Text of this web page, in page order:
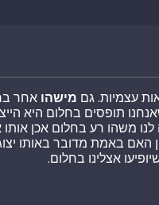
עצמיות. גם מישהו אחר
תופסים בחלום היא
משהו רע בחלום אכן
האם באמת מדובר באותו
אצלינו בחלום.